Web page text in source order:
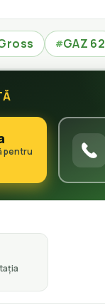
#GAZ 62
pentru